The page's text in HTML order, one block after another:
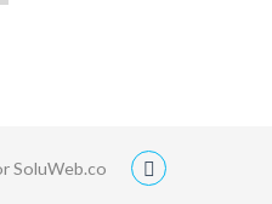
SoluWeb.co